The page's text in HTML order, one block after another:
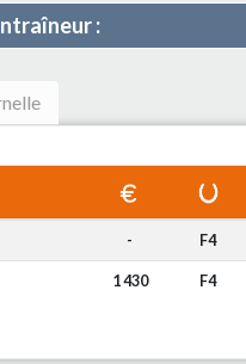
:
- F4
1 430 F4